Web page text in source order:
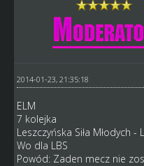
2014-01-23, 21:35:18
ELM
7 kolejka
Leszczyńska Siła Młodych -
Wo dla LBS
Powód: Zaden mecz nie